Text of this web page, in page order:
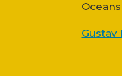
Gustav